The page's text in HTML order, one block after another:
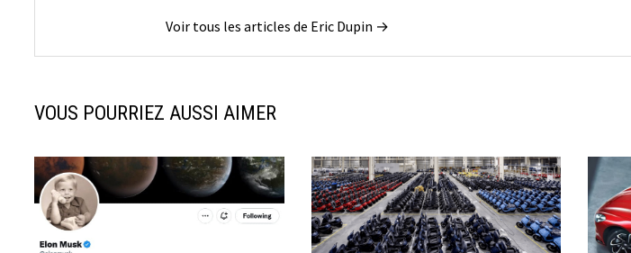
Voir tous les articles de Eric Dupin →
VOUS POURRIEZ AUSSI AIMER